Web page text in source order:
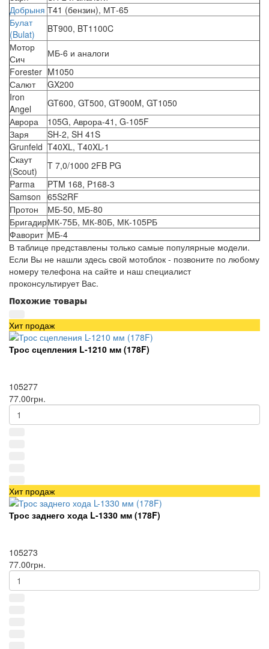
Добрыня Т41 (бензин), МТ-65
Булат
(Bulat)
BT900, BT1100C
Мотор
Сич
МБ-6 и аналоги
Forester M1050
Салют
GX200
Iron
Angel
GT600, GT500, GT900M, GT1050
Аврора
105G, Аврора-41, G-105F
Заря
SH-2, SH 41S
Grunfeld T40XL, T40XL-1
Скаут
(Scout)
T 7,0/1000 2FB PG
Parma
PTM 168, P168-3
Samson 65S2RF
Протон
МБ-50, МБ-80
БригадирМК-75Б, МК-80Б, МК-105РБ
Фаворит МБ-4
В таблице представлены только самые популярные модели.
Если Вы не нашли здесь свой мотоблок - позвоните по любому
номеру телефона на сайте и наш специалист
проконсультирует Вас.
Похожие товары
Хит продаж
Трос сцепления L-1210 мм (178F)
105277
77.00грн.
Хит продаж
Трос заднего хода L-1330 мм (178F)
105273
77.00грн.